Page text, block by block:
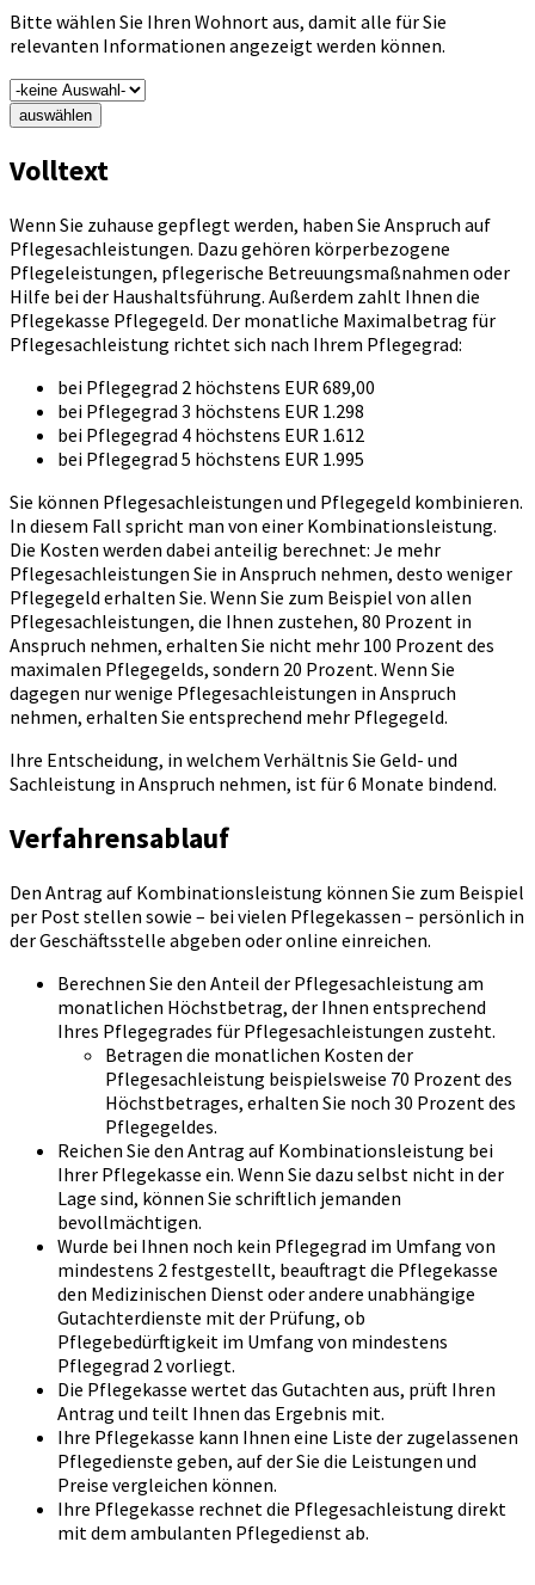
Bitte wählen Sie Ihren Wohnort aus, damit alle für Sie
relevanten Informationen angezeigt werden können.
auswählen
Volltext
Wenn Sie zuhause gepflegt werden, haben Sie Anspruch auf
Pflegesachleistungen. Dazu gehören körperbezogene
Pflegeleistungen, pflegerische Betreuungsmaßnahmen oder
Hilfe bei der Haushaltsführung. Außerdem zahlt Ihnen die
Pflegekasse Pflegegeld. Der monatliche Maximalbetrag für
Pflegesachleistung richtet sich nach Ihrem Pflegegrad:
bei Pflegegrad 2 höchstens EUR 689,00
bei Pflegegrad 3 höchstens EUR 1.298
bei Pflegegrad 4 höchstens EUR 1.612
bei Pflegegrad 5 höchstens EUR 1.995
Sie können Pflegesachleistungen und Pflegegeld kombinieren.
In diesem Fall spricht man von einer Kombinationsleistung.
Die Kosten werden dabei anteilig berechnet: Je mehr
Pflegesachleistungen Sie in Anspruch nehmen, desto weniger
Pflegegeld erhalten Sie. Wenn Sie zum Beispiel von allen
Pflegesachleistungen, die Ihnen zustehen, 80 Prozent in
Anspruch nehmen, erhalten Sie nicht mehr 100 Prozent des
maximalen Pflegegelds, sondern 20 Prozent. Wenn Sie
dagegen nur wenige Pflegesachleistungen in Anspruch
nehmen, erhalten Sie entsprechend mehr Pflegegeld.
Ihre Entscheidung, in welchem Verhältnis Sie Geld- und
Sachleistung in Anspruch nehmen, ist für 6 Monate bindend.
Verfahrensablauf
Den Antrag auf Kombinationsleistung können Sie zum Beispiel
per Post stellen sowie – bei vielen Pflegekassen – persönlich in
der Geschäftsstelle abgeben oder online einreichen.
Berechnen Sie den Anteil der Pflegesachleistung am
monatlichen Höchstbetrag, der Ihnen entsprechend
Ihres Pflegegrades für Pflegesachleistungen zusteht.
Betragen die monatlichen Kosten der
Pflegesachleistung beispielsweise 70 Prozent des
Höchstbetrages, erhalten Sie noch 30 Prozent des
Pflegegeldes.
Reichen Sie den Antrag auf Kombinationsleistung bei
Ihrer Pflegekasse ein. Wenn Sie dazu selbst nicht in der
Lage sind, können Sie schriftlich jemanden
bevollmächtigen.
Wurde bei Ihnen noch kein Pflegegrad im Umfang von
mindestens 2 festgestellt, beauftragt die Pflegekasse
den Medizinischen Dienst oder andere unabhängige
Gutachterdienste mit der Prüfung, ob
Pflegebedürftigkeit im Umfang von mindestens
Pflegegrad 2 vorliegt.
Die Pflegekasse wertet das Gutachten aus, prüft Ihren
Antrag und teilt Ihnen das Ergebnis mit.
Ihre Pflegekasse kann Ihnen eine Liste der zugelassenen
Pflegedienste geben, auf der Sie die Leistungen und
Preise vergleichen können.
Ihre Pflegekasse rechnet die Pflegesachleistung direkt
mit dem ambulanten Pflegedienst ab.